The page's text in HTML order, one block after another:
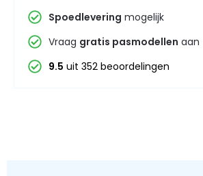
Spoedlevering mogelijk
Vraag gratis pasmodellen aan
9.5 uit 352 beoordelingen